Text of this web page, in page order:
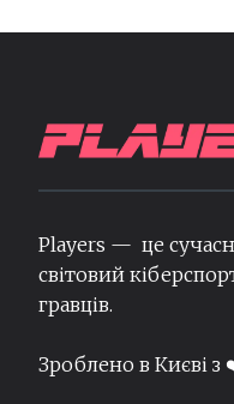
Players — це
світовий
гравців.
Зроблено в Києві з